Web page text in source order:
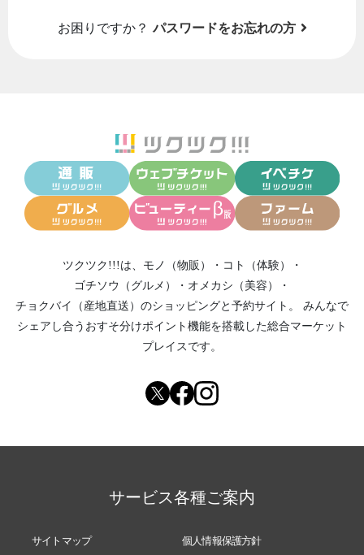
お困りですか？ パスワードをお忘れの方
ツクツク!!!は、 モノ（物販） ・ コト（体験）
・
ゴチソウ（グルメ）
・ オメカシ（美容）
・
チョクバイ（産地直送） のショッピングと予約サイト。
みんなで
シェアし合う おすそ分けポイント機能を搭載した総合マーケット
プレイスです。
サービス各種ご案内
サイトマップ
個人情報保護方針